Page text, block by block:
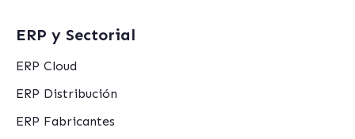
ERP y Sectorial
ERP Cloud
ERP Distribución
ERP Fabricantes